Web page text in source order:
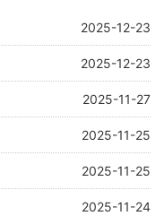
2025-12-23
2025-12-23
2025-11-27
2025-11-25
2025-11-25
2025-11-24